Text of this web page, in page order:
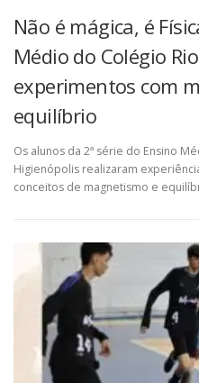
Não é mágica, é
Médio do Colégio
experimentos com
equilíbrio
Os alunos da 2ª série do Ensino
Higienópolis realizaram
conceitos de magnetismo e